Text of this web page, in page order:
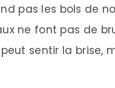
pas les bols de
ne font pas de
sentir la brise,